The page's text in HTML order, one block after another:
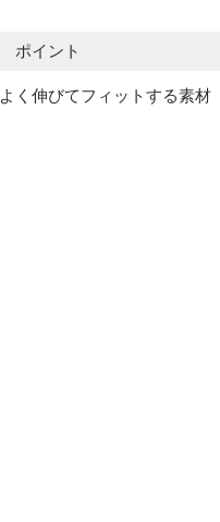
ポイント
よく伸びてフィットする素材